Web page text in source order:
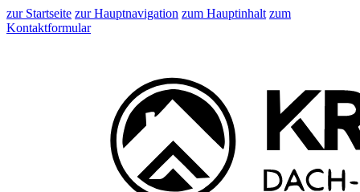
zur Startseite zur Hauptnavigation zum Hauptinhalt zum
Kontaktformular